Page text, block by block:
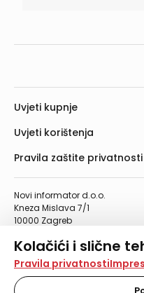
Kolačići i slične
Na našoj web stranici
tehnologije za pohranu,
vašem uređaju. Time
Pravila privatnosti
Novi informator d.o.o.
Kneza Mislava 7/1
10000 Zagreb
Telefaks: 01/4612-553
info@informator.hr
Uvjeti kupnje
Uvjeti korištenja
Pravila zaštite privatnosti